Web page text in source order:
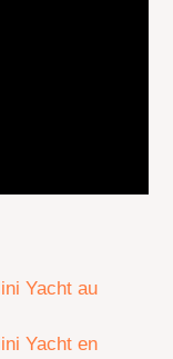
Yacht au
Yacht en